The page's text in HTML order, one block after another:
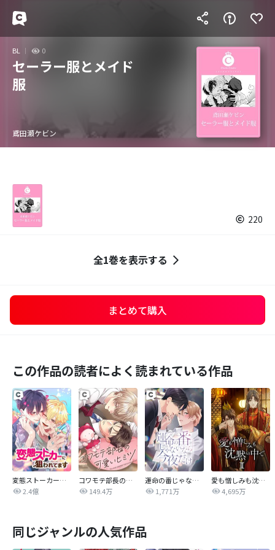
BL 0
セーラー服とメイド
服
鳶田瀬ケビン
220
全1巻を表示する
まとめて購入
この作品の読者によく読まれている作品
変態ストーカーに狙われてます
2.4億
コワモテ部長の可愛いヒミツ
149.4万
運命の番じゃないなら今夜だけ
1,771万
愛も憎しみも沈黙の中で
4,695万
同じジャンルの人気作品